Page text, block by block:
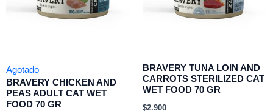
Agotado
BRAVERY CHICKEN AND
PEAS ADULT CAT WET
FOOD 70 GR
BRAVERY TUNA LOIN AND
CARROTS STERILIZED CAT
WET FOOD 70 GR
$2.900